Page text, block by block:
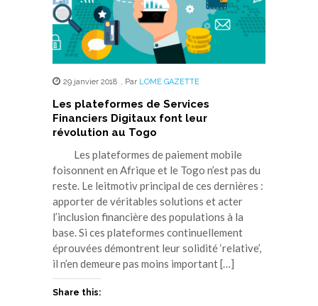
29 janvier 2018 , Par LOME GAZETTE
Les plateformes de Services
Financiers Digitaux font leur
révolution au Togo
Les plateformes de paiement mobile
foisonnent en Afrique et le Togo n’est pas du
reste. Le leitmotiv principal de ces dernières :
apporter de véritables solutions et acter
l’inclusion financière des populations à la
base. Si ces plateformes continuellement
éprouvées démontrent leur solidité ‘relative’,
il n’en demeure pas moins important […]
Share this: